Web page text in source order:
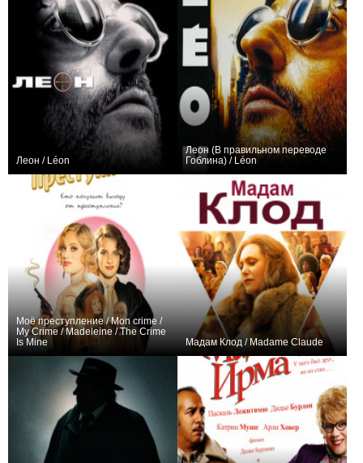
Леон / Léon
Леон (В правильном переводе
Гоблина) / Léon
Моё преступление / Mon crime /
My Crime / Madeleine / The Crime
Is Mine
Мадам Клод / Madame Claude